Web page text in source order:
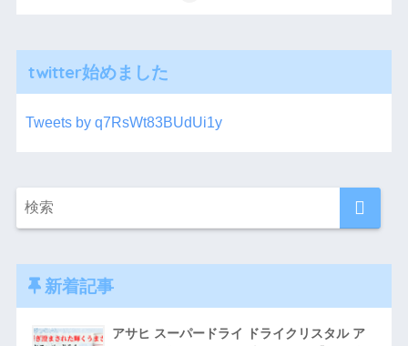
twitter始めました
Tweets by q7RsWt83BUdUi1y
新着記事
アサヒ スーパードライ ドライクリスタル ア